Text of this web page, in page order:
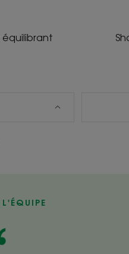
équilibrant